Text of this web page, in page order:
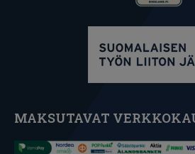
MAKSUTAVAT